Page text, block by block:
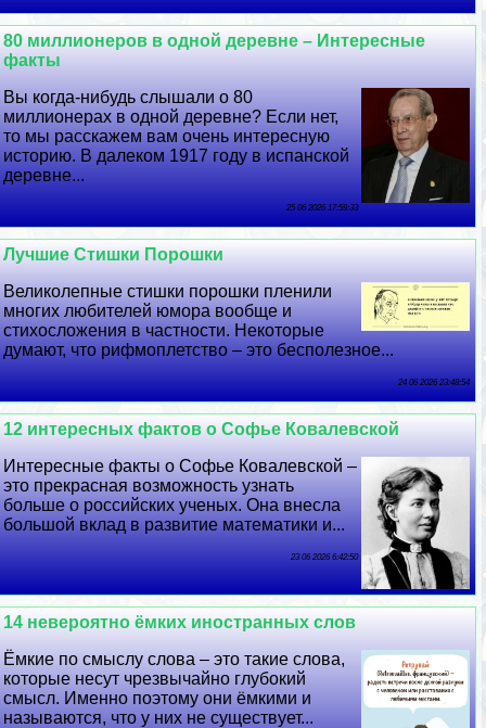
80 миллионеров в одной деревне – Интересные
факты
Вы когда-нибудь слышали о 80
миллионерах в одной деревне? Если нет,
то мы расскажем вам очень интересную
историю. В далеком 1917 году в испанской
деревне...
25 06 2026 17:59:33
Лучшие Стишки Порошки
Великолепные стишки порошки пленили
многих любителей юмора вообще и
стихосложения в частности. Некоторые
думают, что рифмоплетство – это бесполезное...
24 06 2026 23:48:54
12 интересных фактов о Софье Ковалевской
Интересные факты о Софье Ковалевской –
это прекрасная возможность узнать
больше о российских ученых. Она внесла
большой вклад в развитие математики и...
23 06 2026 6:42:50
14 невероятно ёмких иностранных слов
Ёмкие по смыслу слова – это такие слова,
которые несут чрезвычайно глубокий
смысл. Именно поэтому они ёмкими и
называются, что у них не существует...